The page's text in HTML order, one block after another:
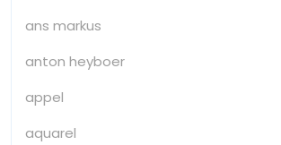
ans markus
anton heyboer
appel
aquarel